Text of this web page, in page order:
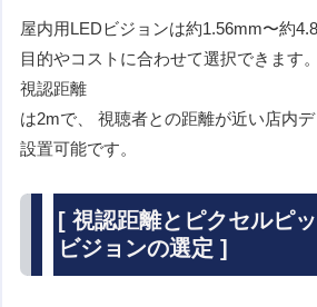
屋内用LEDビジョンは約1.56mm〜約
目的やコストに合わせて選択できます
視認距離
は2mで、 視聴者との距離が近い店内
設置可能です。
[ 視認距離とピクセルピ
ビジョンの選定 ]